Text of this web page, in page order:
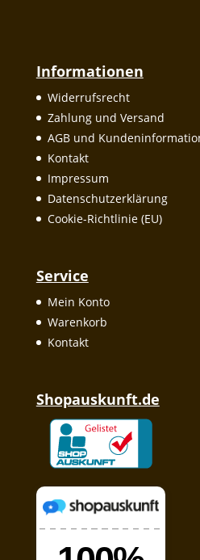
Informationen
Widerrufsrecht
Zahlung und Versand
AGB und
Kontakt
Impressum
Datenschutzerklärung
Cookie-Richtlinie (EU)
Service
Mein Konto
Warenkorb
Kontakt
Shopauskunft.de